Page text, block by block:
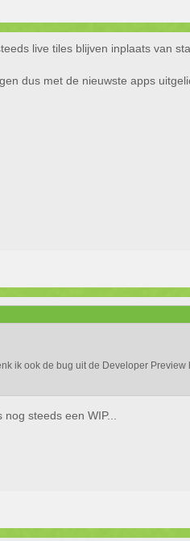
live tiles blijven inplaats van
dus met de nieuwste apps
ik ook de bug uit de Developer
steeds een WIP...